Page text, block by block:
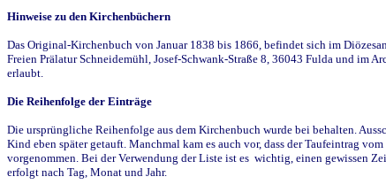
Hinweise zu den Kirchenbüchern
Das Original-Kirchenbuch von Januar 1838 bis 1866, befindet sich im
Freien Prälatur Schneidemühl, Josef-Schwank-Straße 8, 36043 Fulda und im
erlaubt.
Die Reihenfolge der Einträge
Die ursprüngliche Reihenfolge aus dem Kirchenbuch wurde bei behalten.
Kind eben später getauft. Manchmal kam es auch vor, dass der Taufeintrag
vorgenommen. Bei der Verwendung der Liste ist es wichtig, einen gewissen
erfolgt nach Tag, Monat und Jahr.